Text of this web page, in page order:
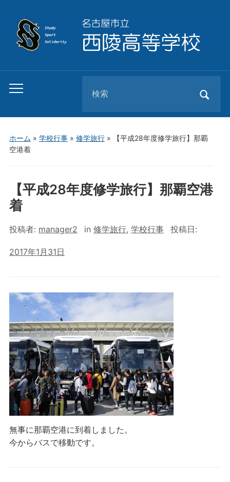
Toggle
menu
for:
ホーム » 学校行事» 修学旅行»
【平成28年度修学旅行】那覇
空港着
【平成28年度修学旅行】那覇空港
着
投稿者: manager2 in 修学旅行, 学校行事 投稿日:
2017年1月31日
無事に那覇空港に到着しました。
今からバスで移動です。